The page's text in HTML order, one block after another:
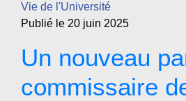
Vie de l'Université
Publié le 20 juin 2025
Un nouveau
commissaire